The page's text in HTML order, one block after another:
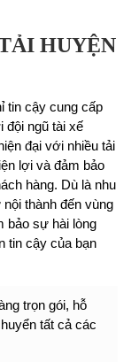
HUYỆN
tin cậy cung cấp
đội ngũ tài xế
đại với nhiều tải
lợi và đảm bảo
hàng. Dù là nhu
thành đến vùng
bảo sự hài lòng
tin cậy của bạn
trọn gói, hỗ
tất cả các